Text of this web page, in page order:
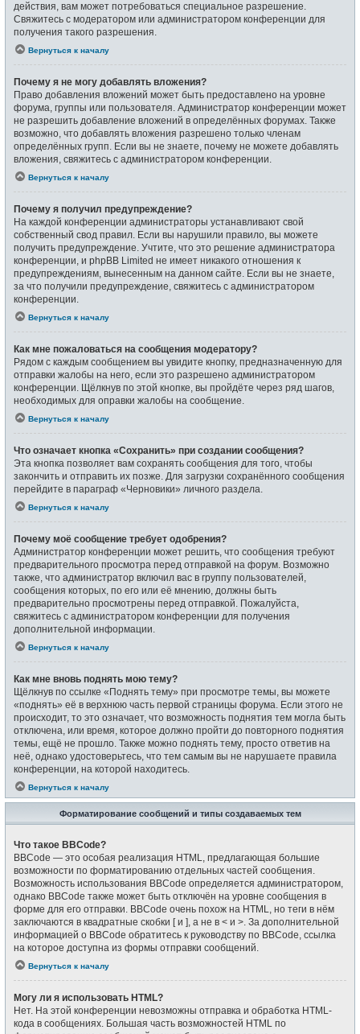
действия, вам может потребоваться специальное разрешение.
Свяжитесь с модератором или администратором конференции для
получения такого разрешения.
Вернуться к началу
Почему я не могу добавлять вложения?
Право добавления вложений может быть предоставлено на уровне
форума, группы или пользователя. Администратор конференции может
не разрешить добавление вложений в определённых форумах. Также
возможно, что добавлять вложения разрешено только членам
определённых групп. Если вы не знаете, почему не можете добавлять
вложения, свяжитесь с администратором конференции.
Вернуться к началу
Почему я получил предупреждение?
На каждой конференции администраторы устанавливают свой
собственный свод правил. Если вы нарушили правило, вы можете
получить предупреждение. Учтите, что это решение администратора
конференции, и phpBB Limited не имеет никакого отношения к
предупреждениям, вынесенным на данном сайте. Если вы не знаете,
за что получили предупреждение, свяжитесь с администратором
конференции.
Вернуться к началу
Как мне пожаловаться на сообщения модератору?
Рядом с каждым сообщением вы увидите кнопку, предназначенную для
отправки жалобы на него, если это разрешено администратором
конференции. Щёлкнув по этой кнопке, вы пройдёте через ряд шагов,
необходимых для оправки жалобы на сообщение.
Вернуться к началу
Что означает кнопка «Сохранить» при создании сообщения?
Эта кнопка позволяет вам сохранять сообщения для того, чтобы
закончить и отправить их позже. Для загрузки сохранённого сообщения
перейдите в параграф «Черновики» личного раздела.
Вернуться к началу
Почему моё сообщение требует одобрения?
Администратор конференции может решить, что сообщения требуют
предварительного просмотра перед отправкой на форум. Возможно
также, что администратор включил вас в группу пользователей,
сообщения которых, по его или её мнению, должны быть
предварительно просмотрены перед отправкой. Пожалуйста,
свяжитесь с администратором конференции для получения
дополнительной информации.
Вернуться к началу
Как мне вновь поднять мою тему?
Щёлкнув по ссылке «Поднять тему» при просмотре темы, вы можете
«поднять» её в верхнюю часть первой страницы форума. Если этого не
происходит, то это означает, что возможность поднятия тем могла быть
отключена, или время, которое должно пройти до повторного поднятия
темы, ещё не прошло. Также можно поднять тему, просто ответив на
неё, однако удостоверьтесь, что тем самым вы не нарушаете правила
конференции, на которой находитесь.
Вернуться к началу
Форматирование сообщений и типы создаваемых тем
Что такое BBCode?
BBCode — это особая реализация HTML, предлагающая большие
возможности по форматированию отдельных частей сообщения.
Возможность использования BBCode определяется администратором,
однако BBCode также может быть отключён на уровне сообщения в
форме для его отправки. BBCode очень похож на HTML, но теги в нём
заключаются в квадратные скобки [ и ], а не в < и >. За дополнительной
информацией о BBCode обратитесь к руководству по BBCode, ссылка
на которое доступна из формы отправки сообщений.
Вернуться к началу
Могу ли я использовать HTML?
Нет. На этой конференции невозможны отправка и обработка HTML-
кода в сообщениях. Большая часть возможностей HTML по